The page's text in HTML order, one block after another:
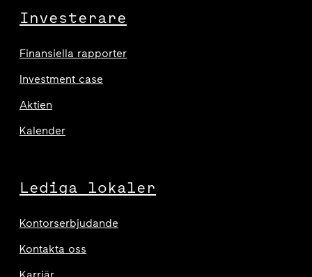
Investerare
Finansiella rapporter
Investment case
Aktien
Kalender
Lediga lokaler
Kontorserbjudande
Kontakta oss
Karriär